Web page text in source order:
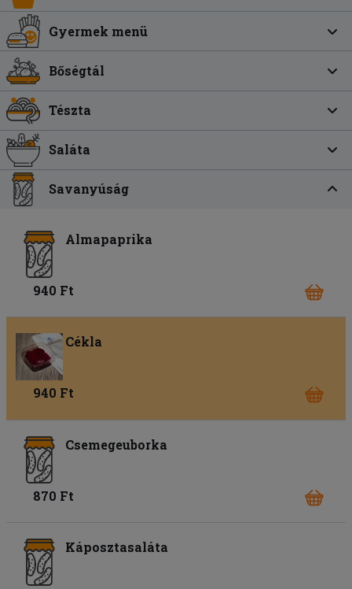
Gyermek menü
Bőségtál
Tészta
Saláta
Savanyúság
Almapaprika
940 Ft
Cékla
940 Ft
Csemegeuborka
870 Ft
Káposztasaláta